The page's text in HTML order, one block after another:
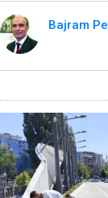
Bajram